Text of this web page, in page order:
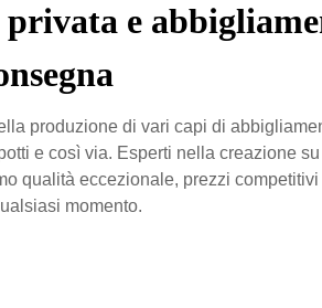
e
produzione di vari capi di
e così via. Esperti nella creazione
qualità eccezionale, prezzi
momento.